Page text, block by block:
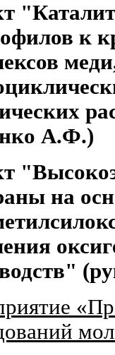
к
А.Ф.)
на